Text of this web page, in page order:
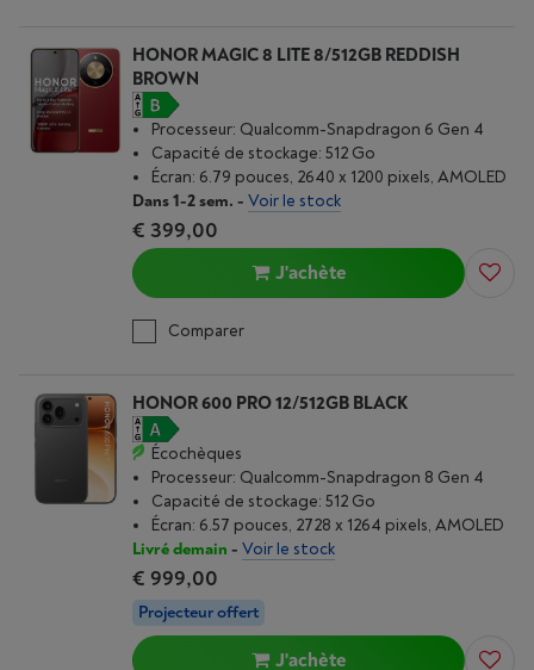
HONOR MAGIC 8 LITE 8/512GB REDDISH
BROWN
Processeur: Qualcomm-Snapdragon 6 Gen 4
Capacité de stockage: 512 Go
Écran: 6.79 pouces, 2640 x 1200 pixels, AMOLED
Dans 1-2 sem. - Voir le stock
€ 399,00
J'achète
Comparer
HONOR 600 PRO 12/512GB BLACK
Écochèques
Processeur: Qualcomm-Snapdragon 8 Gen 4
Capacité de stockage: 512 Go
Écran: 6.57 pouces, 2728 x 1264 pixels, AMOLED
Livré demain - Voir le stock
€ 999,00
Projecteur offert
J'achète